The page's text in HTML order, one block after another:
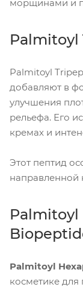
морщинами и
Palmitoyl
Palmitoyl
добавляют в
улучшения
рельефа. Его
кремах и
Этот пептид
направленной
Palmitoyl
Palmitoyl
косметике